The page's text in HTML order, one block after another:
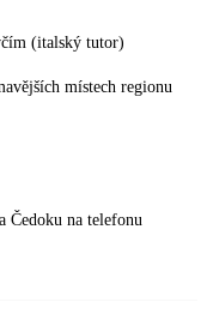
(italský tutor)
místech regionu
Čedoku na telefonu